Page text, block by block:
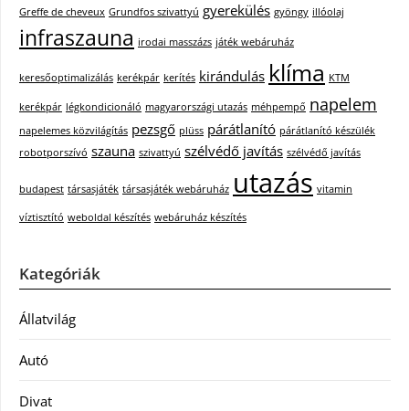
Greffe de cheveux Grundfos szivattyú gyerekülés gyöngy illóolaj
infraszauna irodai masszázs játék webáruház
keresőoptimalizálás kerékpár kerítés kirándulás klíma KTM
kerékpár légkondicionáló magyarországi utazás méhpempő napelem
napelemes közvilágítás pezsgő plüss párátlanító párátlanító készülék
robotporszívó szauna szivattyú szélvédő javítás szélvédő javítás
budapest társasjáték társasjáték webáruház utazás vitamin
víztisztító weboldal készítés webáruház készítés
Kategóriák
Állatvilág
Autó
Divat